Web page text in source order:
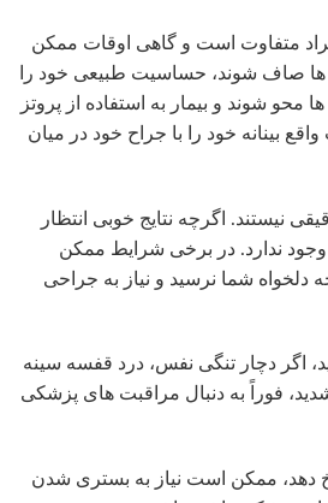
متفاوت است و گاهی اوقات ممکن
صاف شوند، حساسیت طبیعی خود را
محو شوند و بیمار به استفاده از پروتز
بینانه خود را با جراح خود در میان
نیستند. اگرچه نتایج خوبی انتظار
ندارد. در برخی شرایط ممکن
دلخواه شما نرسید و نیاز به جراحی
اگر دچار تنگی نفس، درد قفسه سینه
فوراً به دنبال مراقبت های پزشکی
دهد، ممکن است نیاز به بستری شدن